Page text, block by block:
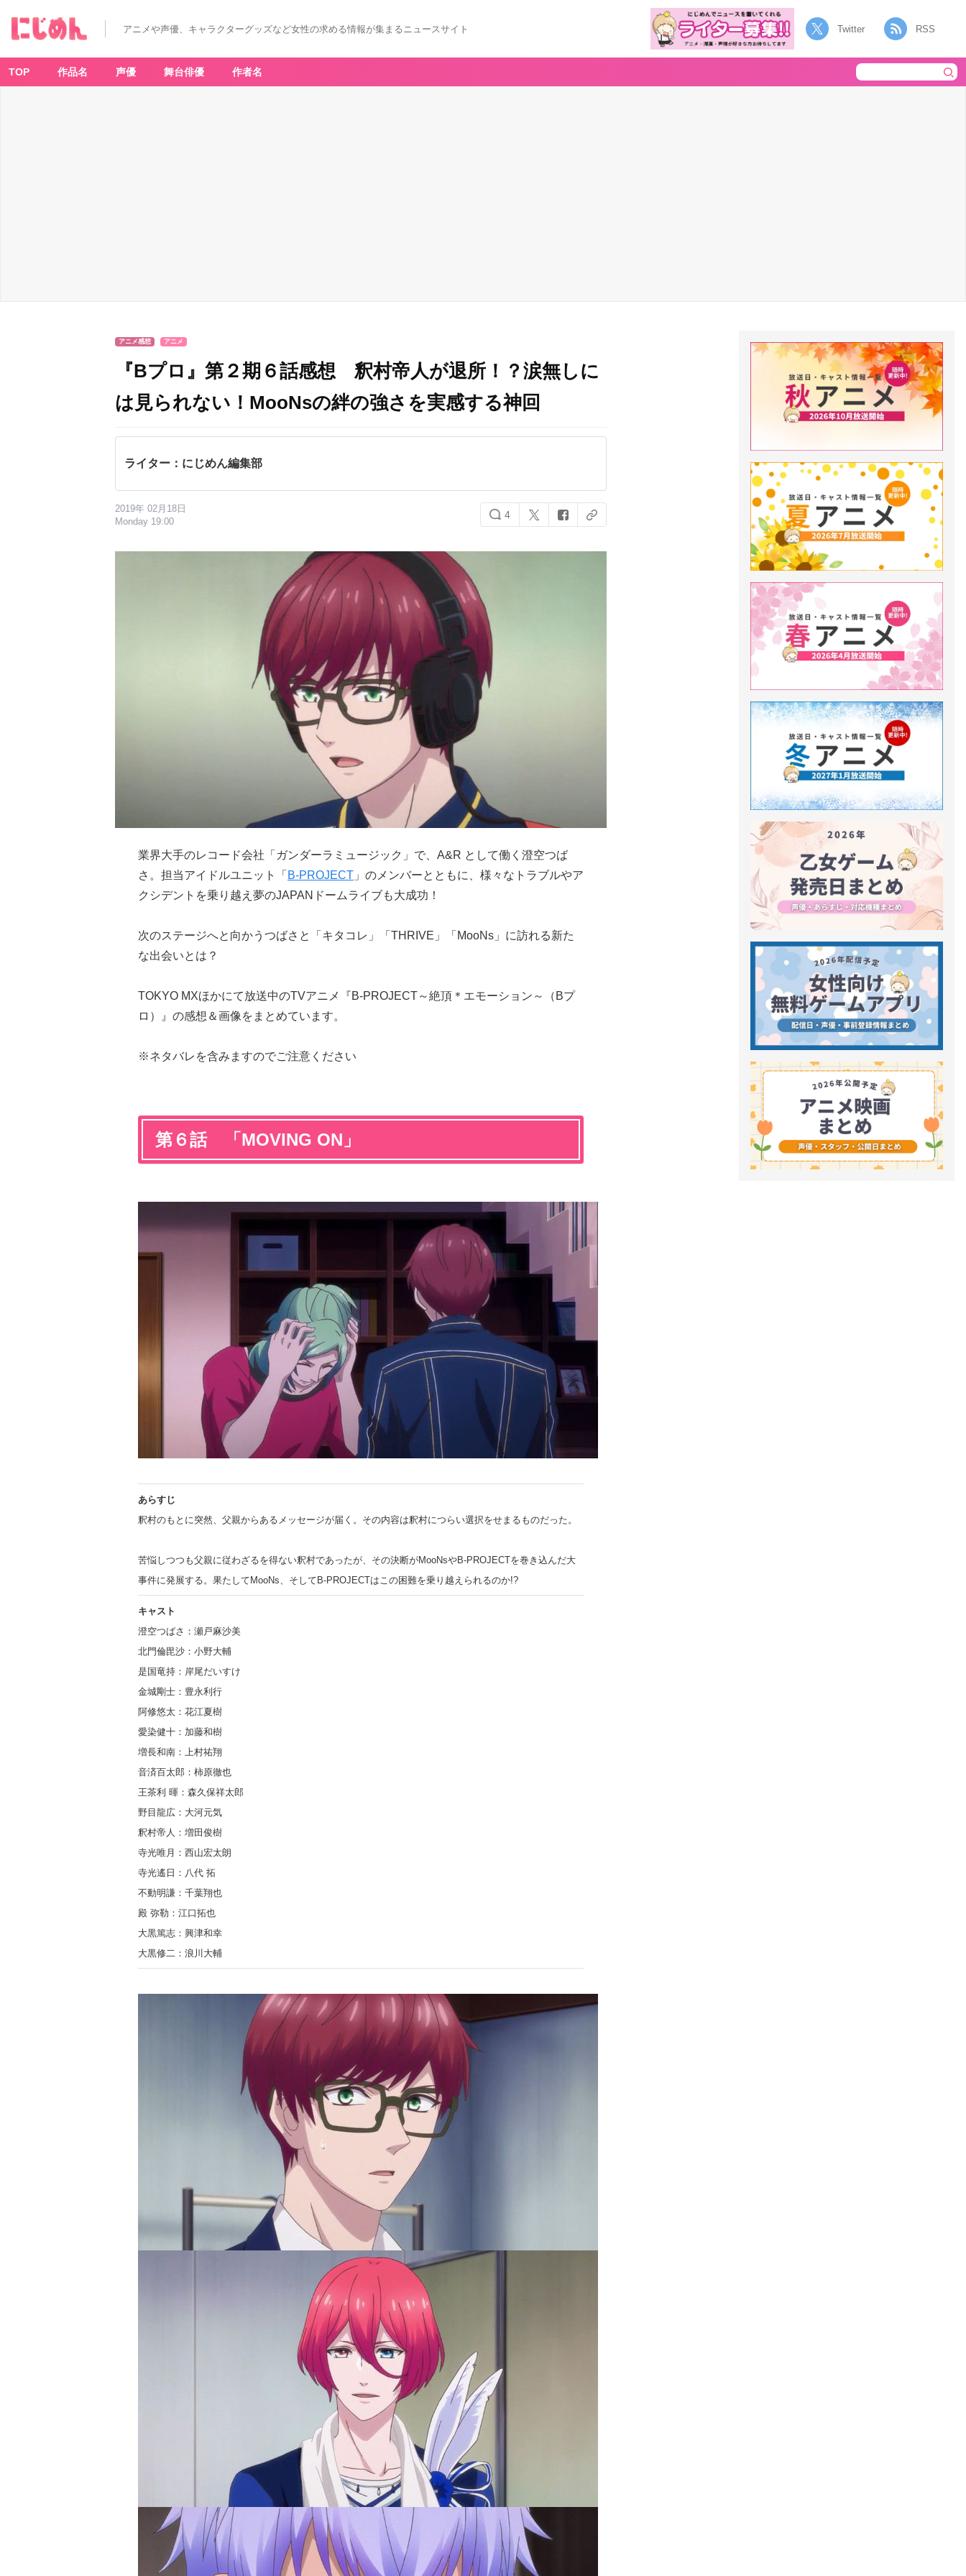
アニメや声優、キャラクターグッズなど女性の求める情報が集まるニュースサイト Twitter RSS
TOP 作品名 声優 舞台俳優 作者名
アニメ感想 アニメ
『Bプロ』第２期６話感想 釈村帝人が退所！？涙無しに
は見られない！MooNsの絆の強さを実感する神回
ライター：にじめん編集部
2019年 02月18日
Monday 19:00
4
業界大手のレコード会社「ガンダーラミュージック」で、A&R として働く澄空つば
さ。担当アイドルユニット「 B-PROJECT 」のメンバーとともに、様々なトラブルやア
クシデントを乗り越え夢のJAPANドームライブも大成功！
次のステージへと向かうつばさと「キタコレ」「THRIVE」「MooNs」に訪れる新た
な出会いとは？
TOKYO MXほかにて放送中のTVアニメ『B-PROJECT～絶頂＊エモーション～（Bプ
ロ）』の感想＆画像をまとめています。
※ネタバレを含みますのでご注意ください
第６話 「MOVING ON」
あらすじ
釈村のもとに突然、父親からあるメッセージが届く。その内容は釈村につらい選択をせまるものだった。
苦悩しつつも父親に従わざるを得ない釈村であったが、その決断がMooNsやB-PROJECTを巻き込んだ大
事件に発展する。果たしてMooNs、そしてB-PROJECTはこの困難を乗り越えられるのか!?
キャスト
澄空つばさ：瀬戸麻沙美
北門倫毘沙：小野大輔
是国竜持：岸尾だいすけ
金城剛士：豊永利行
阿修悠太：花江夏樹
愛染健十：加藤和樹
増長和南：上村祐翔
音済百太郎：柿原徹也
王茶利 暉：森久保祥太郎
野目龍広：大河元気
釈村帝人：増田俊樹
寺光唯月：西山宏太朗
寺光遙日：八代 拓
不動明謙：千葉翔也
殿 弥勒：江口拓也
大黒篤志：興津和幸
大黒修二：浪川大輔